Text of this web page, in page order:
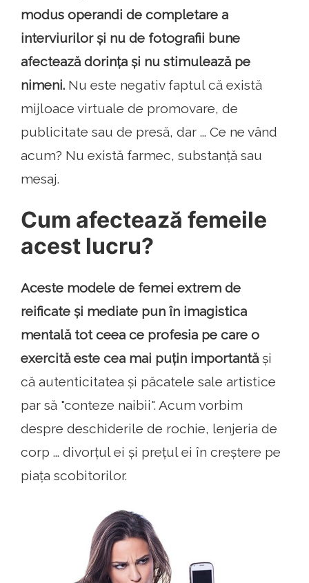
modus operandi de completare a
interviurilor și nu de fotografii bune
afectează dorința și nu stimulează pe
nimeni. Nu este negativ faptul că există
mijloace virtuale de promovare, de
publicitate sau de presă, dar ... Ce ne vând
acum? Nu există farmec, substanță sau
mesaj.
Cum afectează femeile
acest lucru?
Aceste modele de femei extrem de
reificate și mediate pun în imagistica
mentală tot ceea ce profesia pe care o
exercită este cea mai puțin importantăși
că autenticitatea și păcatele sale artistice
par să "conteze naibii". Acum vorbim
despre deschiderile de rochie, lenjeria de
corp ... divorțul ei și prețul ei în creștere pe
piața scobitorilor.